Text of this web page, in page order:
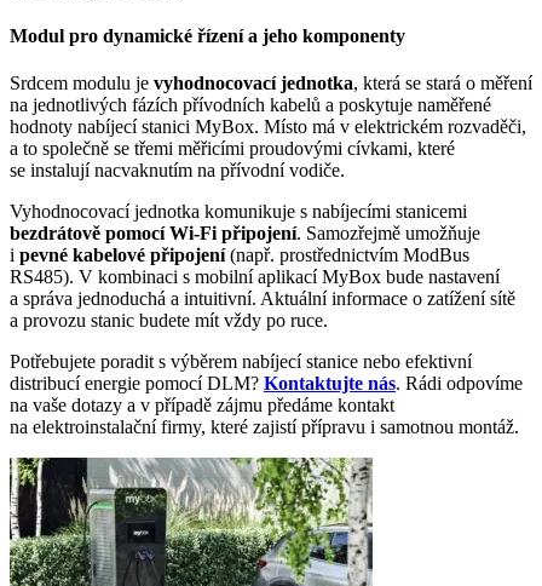
Modul pro dynamické řízení a jeho komponenty
Srdcem modulu je vyhodnocovací jednotka, která se stará o měření
na jednotlivých fázích přívodních kabelů a poskytuje naměřené
hodnoty nabíjecí stanici MyBox. Místo má v elektrickém rozvaděči,
a to společně se třemi měřicími proudovými cívkami, které
se instalují nacvaknutím na přívodní vodiče.
Vyhodnocovací jednotka komunikuje s nabíjecími stanicemi
bezdrátově pomocí Wi-Fi připojení. Samozřejmě umožňuje
i pevné kabelové připojení(např. prostřednictvím ModBus
RS485). V kombinaci s mobilní aplikací MyBox bude nastavení
a správa jednoduchá a intuitivní. Aktuální informace o zatížení sítě
a provozu stanic budete mít vždy po ruce.
Potřebujete poradit s výběrem nabíjecí stanice nebo efektivní
distribucí energie pomocí DLM? Kontaktujte nás. Rádi odpovíme
na vaše dotazy a v případě zájmu předáme kontakt
na elektroinstalační firmy, které zajistí přípravu i samotnou montáž.